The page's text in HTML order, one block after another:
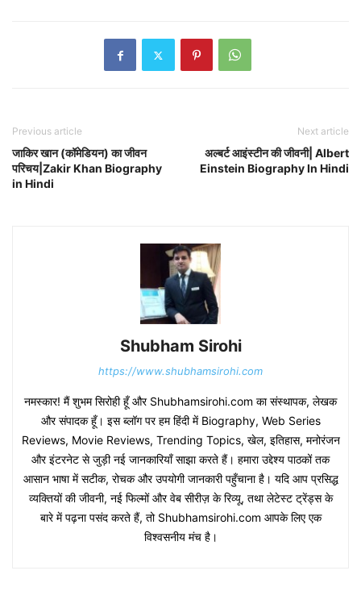
Previous article
जाकिर खान (कॉमेडियन) का जीवन
परिचय|Zakir Khan Biography
in Hindi
Next article
अल्बर्ट आइंस्टीन की जीवनी| Albert
Einstein Biography In Hindi
Shubham Sirohi
https://www.shubhamsirohi.com
नमस्कार! मैं शुभम सिरोही हूँ और Shubhamsirohi.com का संस्थापक, लेखक
और संपादक हूँ। इस ब्लॉग पर हम हिंदी में Biography, Web Series
Reviews, Movie Reviews, Trending Topics, खेल, इतिहास, मनोरंजन
और इंटरनेट से जुड़ी नई जानकारियाँ साझा करते हैं। हमारा उद्देश्य पाठकों तक
आसान भाषा में सटीक, रोचक और उपयोगी जानकारी पहुँचाना है। यदि आप प्रसिद्ध
व्यक्तियों की जीवनी, नई फिल्मों और वेब सीरीज़ के रिव्यू, तथा लेटेस्ट ट्रेंड्स के
बारे में पढ़ना पसंद करते हैं, तो Shubhamsirohi.com आपके लिए एक
विश्वसनीय मंच है।